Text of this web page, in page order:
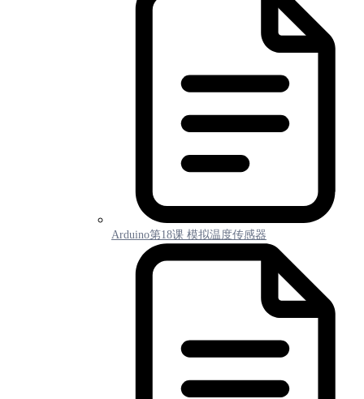
Arduino第18课 模拟温度传感器